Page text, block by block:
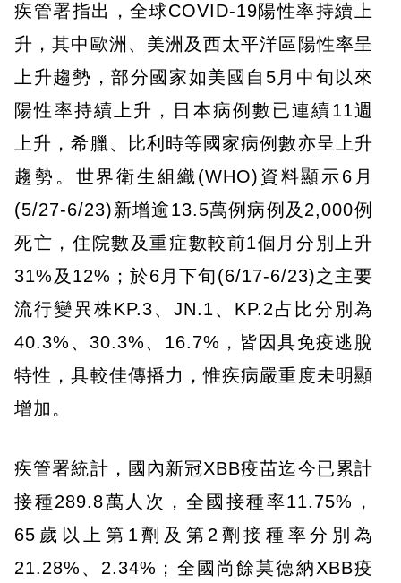
疾管署指出，全球COVID-19陽性率持續上
升，其中歐洲、美洲及西太平洋區陽性率呈
上升趨勢，部分國家如美國自5月中旬以來
陽性率持續上升，日本病例數已連續11週
上升，希臘、比利時等國家病例數亦呈上升
趨勢。世界衛生組織(WHO)資料顯示6月
(5/27-6/23)新增逾13.5萬例病例及2,000例
死亡，住院數及重症數較前1個月分別上升
31%及12%；於6月下旬(6/17-6/23)之主要
流行變異株KP.3、JN.1、KP.2占比分別為
40.3%、30.3%、16.7%，皆因具免疫逃脫
特性，具較佳傳播力，惟疾病嚴重度未明顯
增加。
疾管署統計，國內新冠XBB疫苗迄今已累計
接種289.8萬人次，全國接種率11.75%，
65歲以上第1劑及第2劑接種率分別為
21.28%、2.34%；全國尚餘莫德納XBB疫